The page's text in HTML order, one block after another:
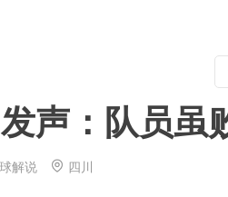
声：队员虽
解说 四川